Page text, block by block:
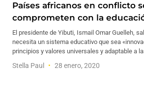
Países africanos en conflicto
comprometen con la
El presidente de Yibuti, Ismail Omar Guelleh,
necesita un sistema educativo que sea
principios y valores universales y adaptable a
Stella Paul 28 enero, 2020